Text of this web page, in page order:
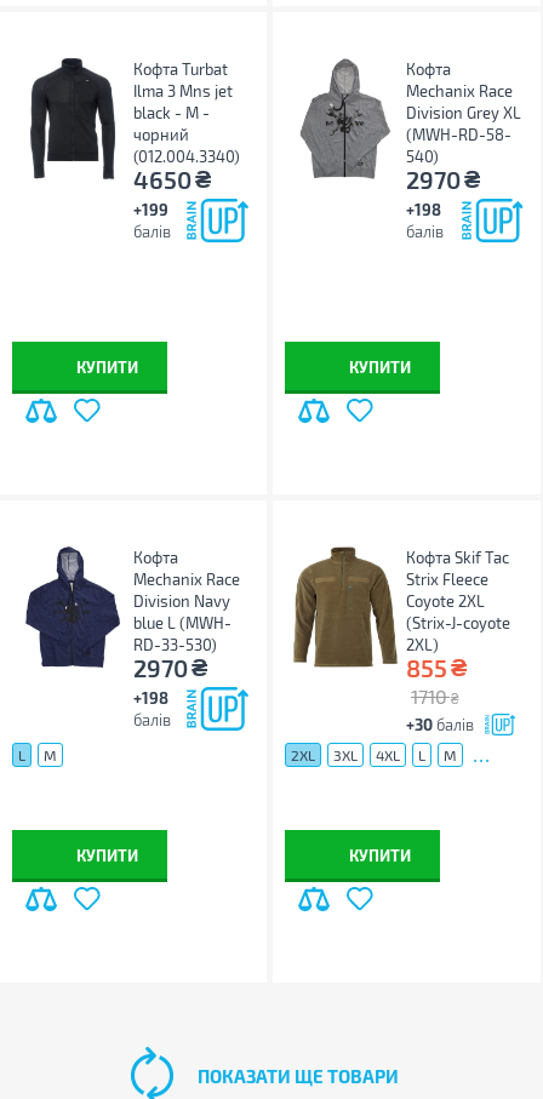
Кофта Turbat
Ilma 3 Mns jet
black - M -
чорний
(012.004.3340)
4650₴
+199
балів
КУПИТИ
Кофта
Mechanix Race
Division Grey XL
(MWH-RD-58-
540)
2970₴
+198
балів
КУПИТИ
Кофта
Mechanix Race
Division Navy
blue L (MWH-
RD-33-530)
2970₴
+198
балів
L M
КУПИТИ
Кофта Skif Tac
Strix Fleece
Coyote 2XL
(Strix-J-coyote
2XL)
855₴
1710 ₴
+30 балів
2XL 3XL 4XL L M ...
КУПИТИ
ПОКАЗАТИ ЩЕ ТОВАРИ